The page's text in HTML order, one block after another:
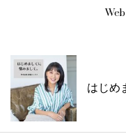
はじめ